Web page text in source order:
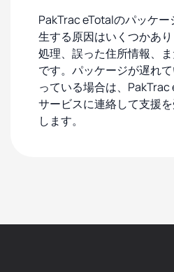
PakTrac eTotalのパッケ
生する原因はいくつかあ
処理、誤った住所情報、
です。パッケージが遅れ
っている場合は、
サービスに連絡して支援
します。